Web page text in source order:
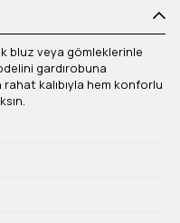
bluz veya gömleklerinle
gardırobuna
kalıbıyla hem konforlu